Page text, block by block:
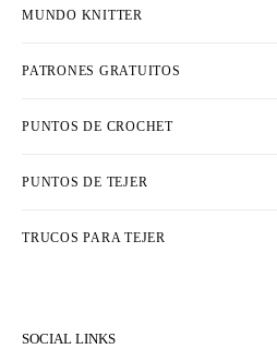
MUNDO KNITTER
PATRONES GRATUITOS
PUNTOS DE CROCHET
PUNTOS DE TEJER
TRUCOS PARA TEJER
SOCIAL LINKS